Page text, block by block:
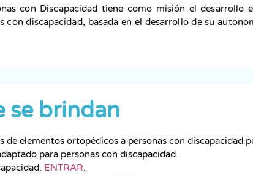
con Discapacidad tiene como misión el
con discapacidad, basada en el desarrollo de su
se brindan
de elementos ortopédicos a personas con discapacidad
para personas con discapacidad.
ENTRAR.